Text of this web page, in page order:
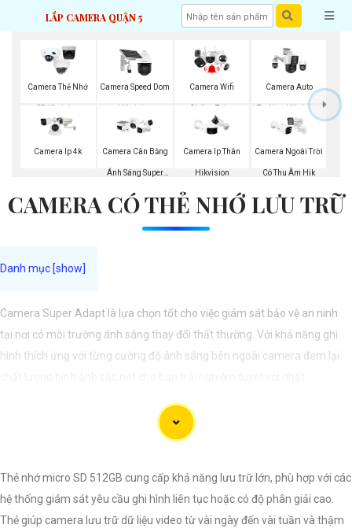
LẮP CAMERA QUẬN 5
Camera Thẻ Nhớ
SD Kbvision
Camera Speed Dom
Hikvision
Camera Wifi
Chống Trộm
Camera Auto
Traking Hikvision
Camera Ip 4k Camera Cân Bằng
Ánh Sáng Super
Adapt
Camera Ip Thân
Hikvision
Camera Ngoài Trời
Có Thu Âm Hik
CAMERA CÓ THẺ NHỚ LƯU TRỮ
Camera Super Adapt là lựa chọn tốt cho việc giám sát bảo vệ an ninh
tại nơi có môi trường ánh sáng thay đổi thất thường. Với khả năng ghi
hình thích ứng với từng cường độ ánh sáng bên ngoài camera đem lại
Thẻ nhớ micro SD 512GB cung cấp khả năng lưu trữ lớn, phù hợp với các
hệ thống giám sát yêu cầu ghi hình liên tục hoặc có độ phân giải cao.
Thẻ giúp camera lưu trữ dữ liệu video từ vài ngày đến vài tuần và thậm